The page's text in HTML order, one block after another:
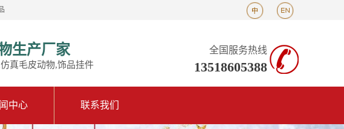
生产厂家
真毛皮动物,饰品挂件
全国服务热线
13518605388
中心 联系我们